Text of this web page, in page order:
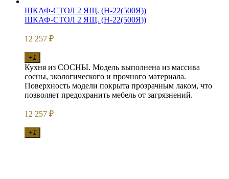
ШКАФ-СТОЛ 2 ЯЩ. (Н-22(500Я))
ШКАФ-СТОЛ 2 ЯЩ. (Н-22(500Я))
12 257 ₽
+1
Кухня из СОСНЫ. Модель выполнена из массива
сосны, экологического и прочного материала.
Поверхность модели покрыта прозрачным лаком, что
позволяет предохранить мебель от загрязнений.
12 257 ₽
+1